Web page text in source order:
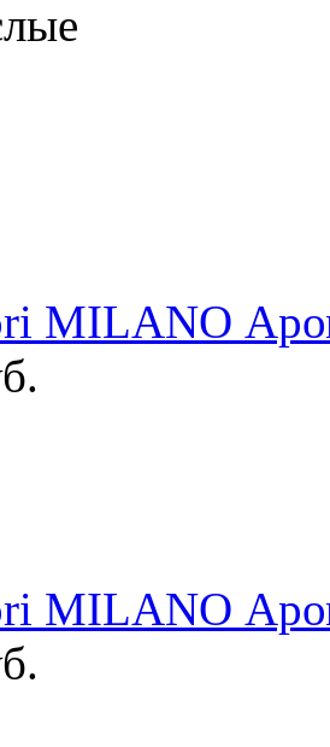
MILANO
MILANO